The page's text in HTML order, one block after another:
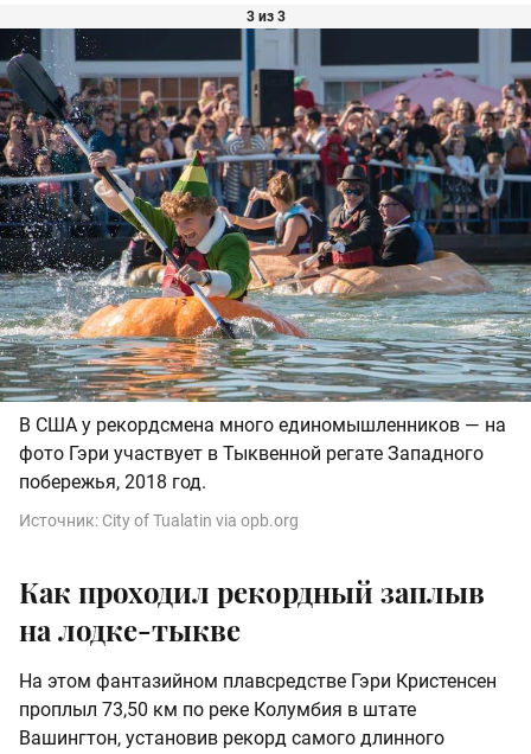
3 из 3
В США у рекордсмена много единомышленников — на
фото Гэри участвует в Тыквенной регате Западного
побережья, 2018 год.
Источник: City of Tualatin via opb.org
Как проходил рекордный заплыв
на лодке-тыкве
На этом фантазийном плавсредстве Гэри Кристенсен
проплыл 73,50 км по реке Колумбия в штате
Вашингтон, установив рекорд самого длинного